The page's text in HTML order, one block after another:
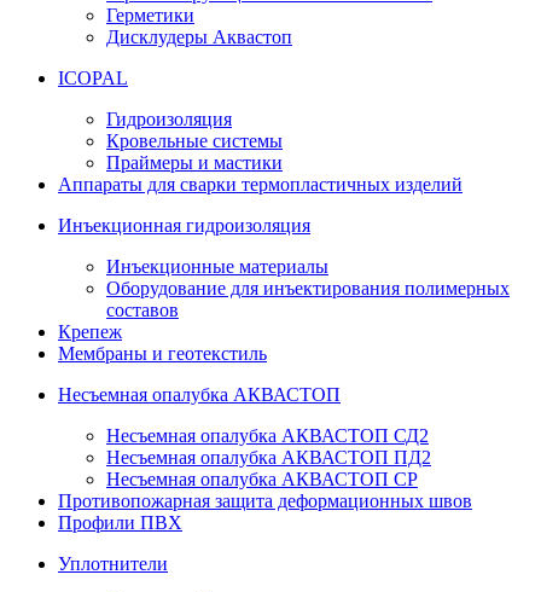
Герметики
Дисклудеры Аквастоп
ICOPAL
Гидроизоляция
Кровельные системы
Праймеры и мастики
Аппараты для сварки термопластичных изделий
Инъекционная гидроизоляция
Инъекционные материалы
Оборудование для инъектирования полимерных
составов
Крепеж
Мембраны и геотекстиль
Несъемная опалубка АКВАСТОП
Несъемная опалубка АКВАСТОП СД2
Несъемная опалубка АКВАСТОП ПД2
Несъемная опалубка АКВАСТОП СР
Противопожарная защита деформационных швов
Профили ПВХ
Уплотнители